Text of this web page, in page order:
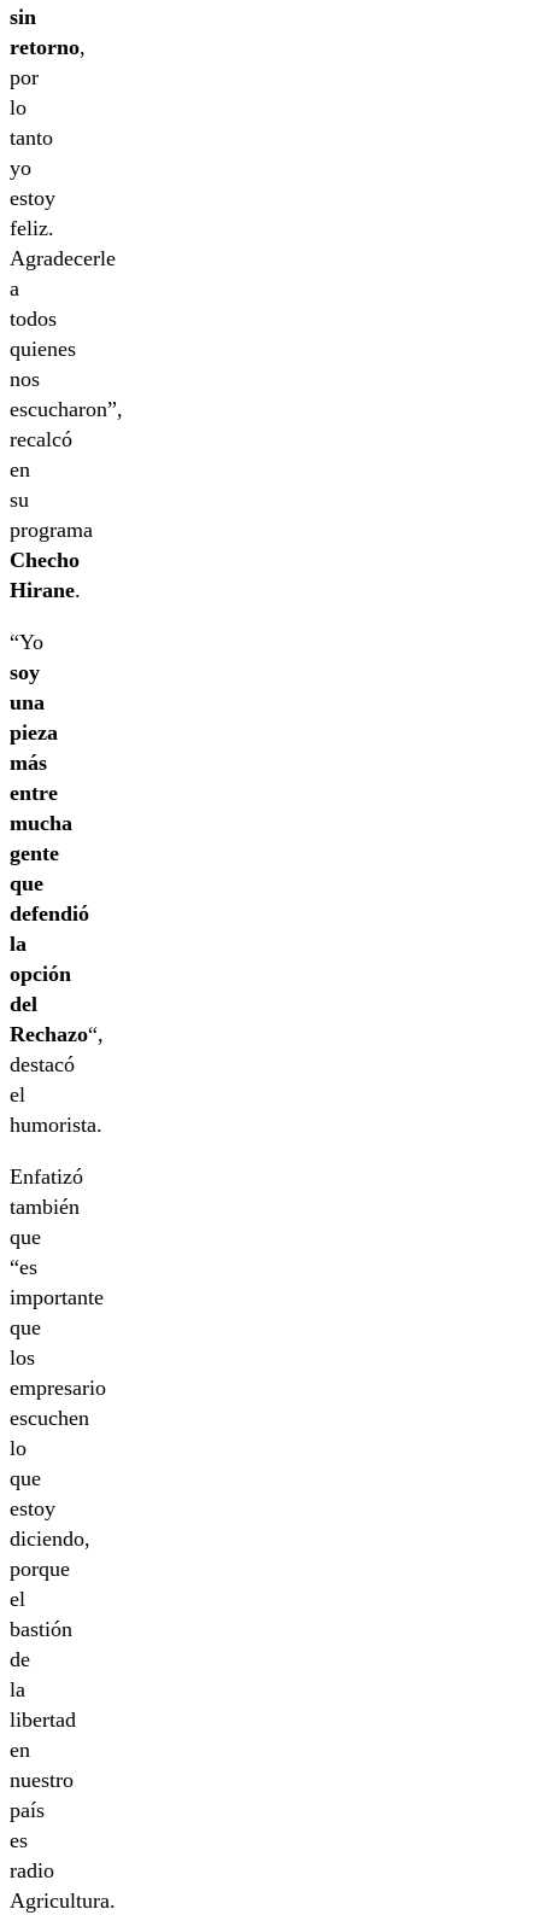
sin
retorno,
por
lo
tanto
yo
estoy
feliz.
Agradecerle
a
todos
quienes
nos
escucharon”,
recalcó
en
su
programa
Checho
Hirane.
“Yo
soy
una
pieza
más
entre
mucha
gente
que
defendió
la
opción
del
Rechazo“,
destacó
el
humorista.
Enfatizó
también
que
“es
importante
que
los
empresario
escuchen
lo
que
estoy
diciendo,
porque
el
bastión
de
la
libertad
en
nuestro
país
es
radio
Agricultura.